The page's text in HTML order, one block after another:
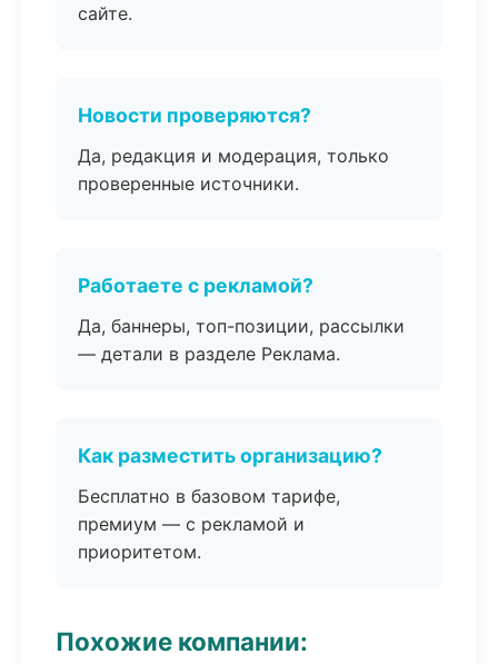
сайте.
Новости проверяются?
Да, редакция и модерация, только
проверенные источники.
Работаете с рекламой?
Да, баннеры, топ-позиции, рассылки
— детали в разделе Реклама.
Как разместить организацию?
Бесплатно в базовом тарифе,
премиум — с рекламой и
приоритетом.
Похожие компании: